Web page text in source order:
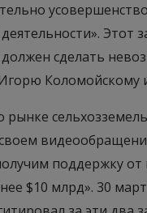
Этот
сделать
Коломойскому
рынке
поддержку
$10 млрд». 30